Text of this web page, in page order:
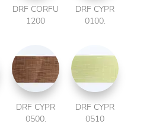
DRF CORFU
1200
DRF CYPR
0100.
DRF CYPR
0500.
DRF CYPR
0510